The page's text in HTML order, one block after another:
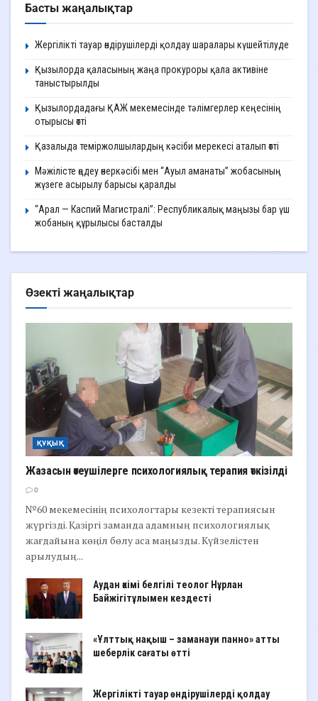
Басты жаңалықтар
Жергілікті тауар өндірушілерді қолдау шаралары күшейтілуде
Қызылорда қаласының жаңа прокуроры қала активіне
таныстырылды
Қызылордадағы ҚАЖ мекемесінде тәлімгерлер кеңесінің
отырысы өтті
Қазалыда теміржолшылардың кәсіби мерекесі аталып өтті
Мәжілісте өңдеу өнеркәсібі мен “Ауыл аманаты” жобасының
жүзеге асырылу барысы қаралды
“Арал — Каспий Магистралі”: Республикалық маңызы бар үш
жобаның құрылысы басталды
Өзекті жаңалықтар
ҚҰҚЫҚ
Жазасын өтеушілерге психологиялық терапия өткізілді
0
№60 мекемесінің психологтары кезекті терапиясын
жүргізді. Қазіргі заманда адамның психологиялық
жағдайына көңіл бөлу аса маңызды. Күйзелістен
арылудың...
Аудан әкімі белгілі теолог Нұрлан
Байжігітұлымен кездесті
«Ұлттық нақыш – заманауи панно» атты
шеберлік сағаты өтті
Жергілікті тауар өндірушілерді қолдау